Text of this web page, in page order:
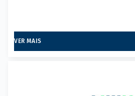
VER MAIS